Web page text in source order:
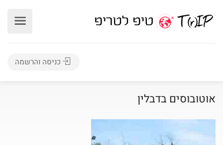
כניסה והרשמה
אוטובוסים בדבלין